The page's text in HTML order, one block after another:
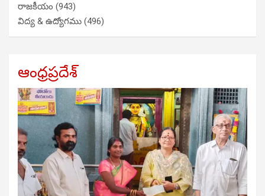
రాజకీయం (943)
విద్య & ఉద్యోగము (496)
ఆంధ్రప్రదేశ్